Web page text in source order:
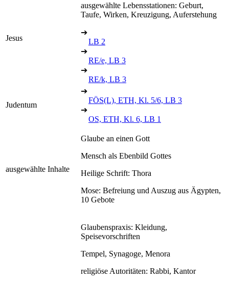
Jesus
ausgewählte Lebensstationen: Geburt,
Taufe, Wirken, Kreuzigung, Auferstehung
➔
LB 2
➔
RE/e, LB 3
➔
RE/k, LB 3
Judentum
➔
FÖS(L), ETH, Kl. 5/6, LB 3
➔
OS, ETH, Kl. 6, LB 1
ausgewählte Inhalte
Glaube an einen Gott
Mensch als Ebenbild Gottes
Heilige Schrift: Thora
Mose: Befreiung und Auszug aus Ägypten,
10 Gebote
Glaubenspraxis: Kleidung,
Speisevorschriften
Tempel, Synagoge, Menora
religiöse Autoritäten: Rabbi, Kantor